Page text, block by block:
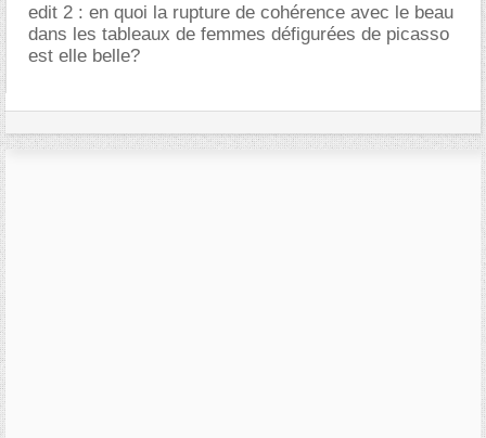
edit 2 : en quoi la rupture de cohérence avec le beau
dans les tableaux de femmes défigurées de picasso
est elle belle?